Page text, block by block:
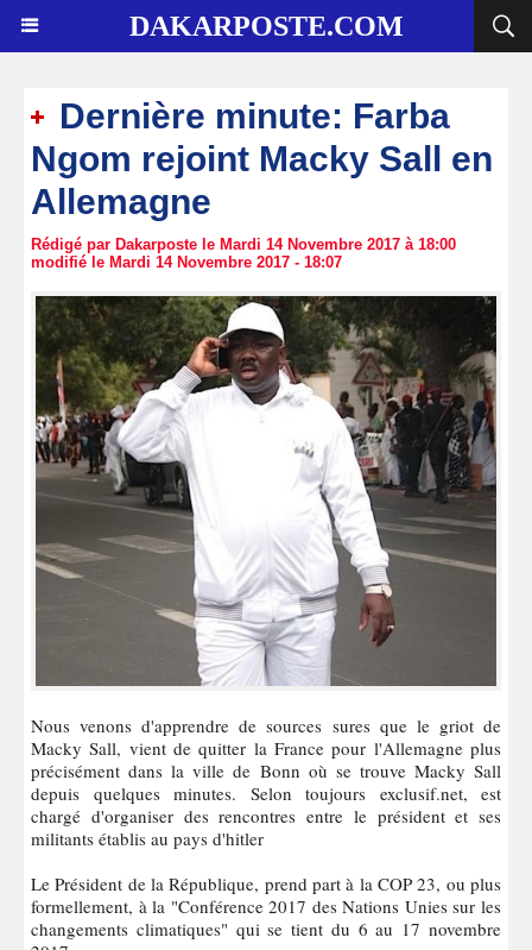
DAKARPOSTE.COM
Dernière minute: Farba
Ngom rejoint Macky Sall en
Allemagne
Rédigé par Dakarposte le Mardi 14 Novembre 2017 à 18:00
modifié le Mardi 14 Novembre 2017 - 18:07
Nous venons d'apprendre de sources sures que le griot de
Macky Sall, vient de quitter la France pour l'Allemagne plus
précisément dans la ville de Bonn où se trouve Macky Sall
depuis quelques minutes. Selon toujours exclusif.net, est
chargé d'organiser des rencontres entre le président et ses
militants établis au pays d'hitler
Le Président de la République, prend part à la COP 23, ou plus
formellement, à la "Conférence 2017 des Nations Unies sur les
changements climatiques" qui se tient du 6 au 17 novembre